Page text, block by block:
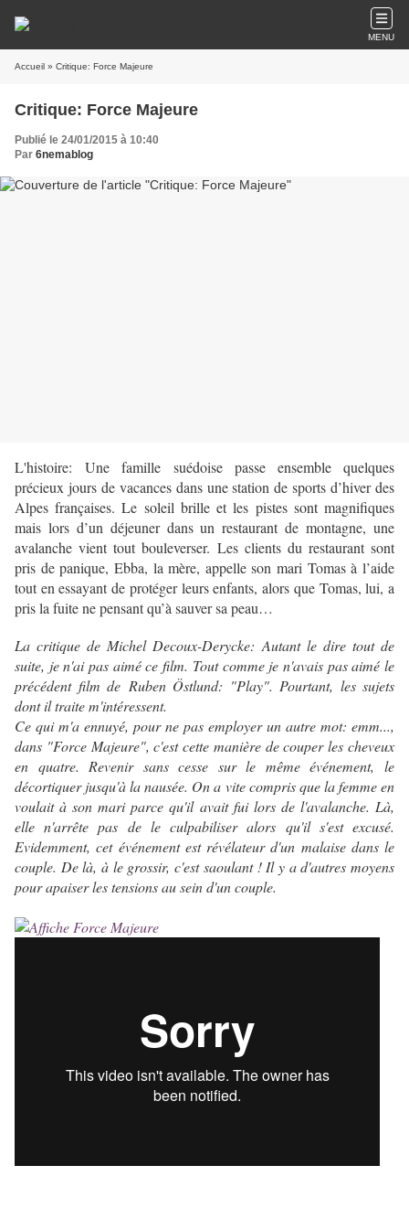
MENU
Accueil » Critique: Force Majeure
Critique: Force Majeure
Publié le 24/01/2015 à 10:40
Par 6nemablog
L'histoire: Une famille suédoise passe ensemble quelques
précieux jours de vacances dans une station de sports d’hiver des
Alpes françaises. Le soleil brille et les pistes sont magnifiques
mais lors d’un déjeuner dans un restaurant de montagne, une
avalanche vient tout bouleverser. Les clients du restaurant sont
pris de panique, Ebba, la mère, appelle son mari Tomas à l’aide
tout en essayant de protéger leurs enfants, alors que Tomas, lui, a
pris la fuite ne pensant qu’à sauver sa peau…
La critique de Michel Decoux-Derycke: Autant le dire tout de
suite, je n'ai pas aimé ce film. Tout comme je n'avais pas aimé le
précédent film de Ruben Östlund: "Play". Pourtant, les sujets
dont il traite m'intéressent.
Ce qui m'a ennuyé, pour ne pas employer un autre mot: emm...,
dans "Force Majeure", c'est cette manière de couper les cheveux
en quatre. Revenir sans cesse sur le même événement, le
décortiquer jusqu'à la nausée. On a vite compris que la femme en
voulait à son mari parce qu'il avait fui lors de l'avalanche. Là,
elle n'arrête pas de le culpabiliser alors qu'il s'est excusé.
Evidemment, cet événement est révélateur d'un malaise dans le
couple. De là, à le grossir, c'est saoulant ! Il y a d'autres moyens
pour apaiser les tensions au sein d'un couple.